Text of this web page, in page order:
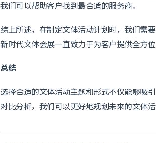
我们可以帮助客户找到最合适的服务商。
综上所述，在制定文体活动计划时，我们需
新时代文体会展一直致力于为客户提供全方
总结
选择合适的文体活动主题和形式不仅能够吸
对比分析，我们可以更好地规划未来的文体